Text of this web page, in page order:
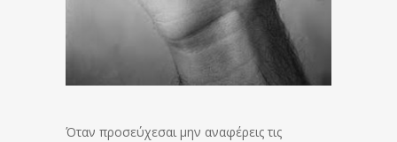
Όταν προσεύχεσαι μην αναφέρεις τις